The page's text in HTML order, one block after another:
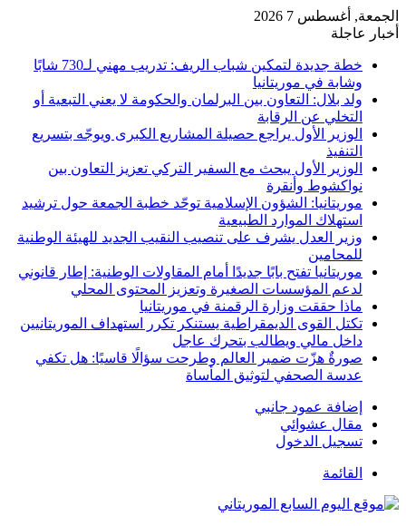
الجمعة, أغسطس 7 2026
أخبار عاجلة
خطة جديدة لتمكين شباب الريف: تدريب مهني لـ730 شابًا
وشابة في موريتانيا
ولد بلال: التعاون بين البرلمان والحكومة لا يعني التبعية أو
التخلي عن الرقابة
الوزير الأول يراجع حصيلة المشاريع الكبرى ويوجّه بتسريع
التنفيذ
الوزير الأول يبحث مع السفير التركي تعزيز التعاون بين
نواكشوط وأنقرة
موريتانيا: الشؤون الإسلامية توحّد خطبة الجمعة حول ترشيد
استهلاك الموارد الطبيعية
وزير العدل يشرف على تنصيب النقيب الجديد للهيئة الوطنية
للمحامين
موريتانيا تفتح بابًا جديدًا أمام المقاولات الوطنية: إطار قانوني
لدعم المؤسسات الصغيرة وتعزيز المحتوى المحلي
ماذا حققت وزارة الرقمنة في موريتانيا
تكتل القوى الديمقراطية يستنكر تكرر استهداف الموريتانيين
داخل مالي ويطالب بتحرك عاجل
صورةٌ هزّت ضمير العالم وطرحت سؤالًا قاسيًا: هل تكفي
عدسة الصحفي لتوثيق المأساة
إضافة عمود جانبي
مقال عشوائي
تسجيل الدخول
القائمة